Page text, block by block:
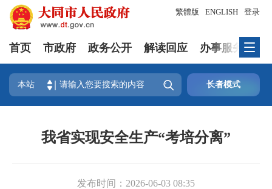
登录
繁體版 ENGLISH
首页 市政府 政务公开 解读回应 办事服务
本站  长者模式
我省实现安全生产“考培分离”
发布时间： 2026-06-03 08:35